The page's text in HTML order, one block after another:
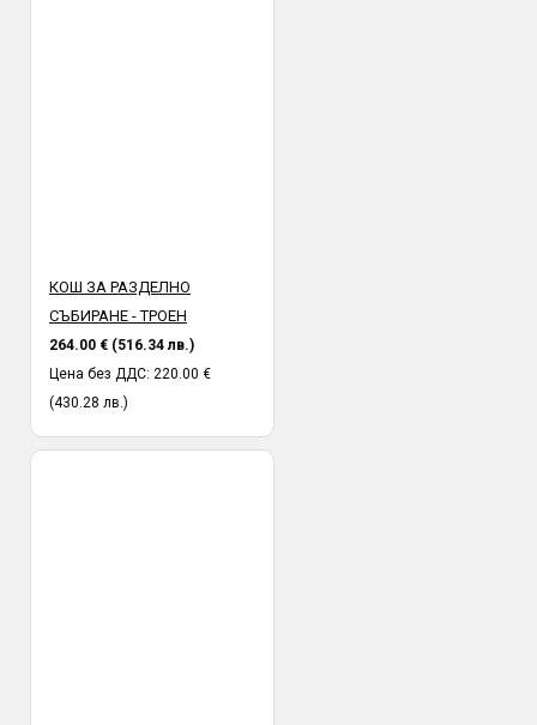
КОШ ЗА РАЗДЕЛНО
СЪБИРАНЕ - ТРОЕН
264.00 € (516.34 лв.)
Цена без ДДС: 220.00 €
(430.28 лв.)